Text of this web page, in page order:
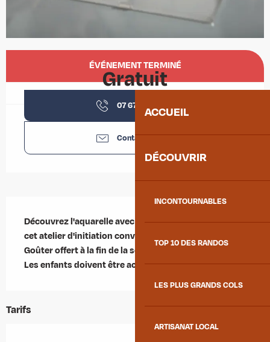
ACCUEIL
DÉCOUVRIR
INCONTOURNABLES
TOP 10 DES RANDOS
LES PLUS GRANDS COLS
ARTISANAT LOCAL
Ouverture et coordonnées
ÉVÉNEMENT TERMINÉ
Gratuit
07 67 29 83
Contactez-nous
Découvrez l'aquarelle avec Dominique à l'occasion de
cet atelier d'initiation convivial et accessible à tous.
Goûter offert à la fin de la séance.
Les enfants doivent être accompagnés d'un adulte.
Tarifs